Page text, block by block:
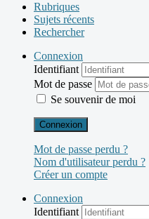
Rubriques
Sujets récents
Rechercher
Connexion
Identifiant
Mot de passe
Se souvenir de moi
Connexion
Mot de passe perdu ?
Nom d'utilisateur perdu ?
Créer un compte
Connexion
Identifiant